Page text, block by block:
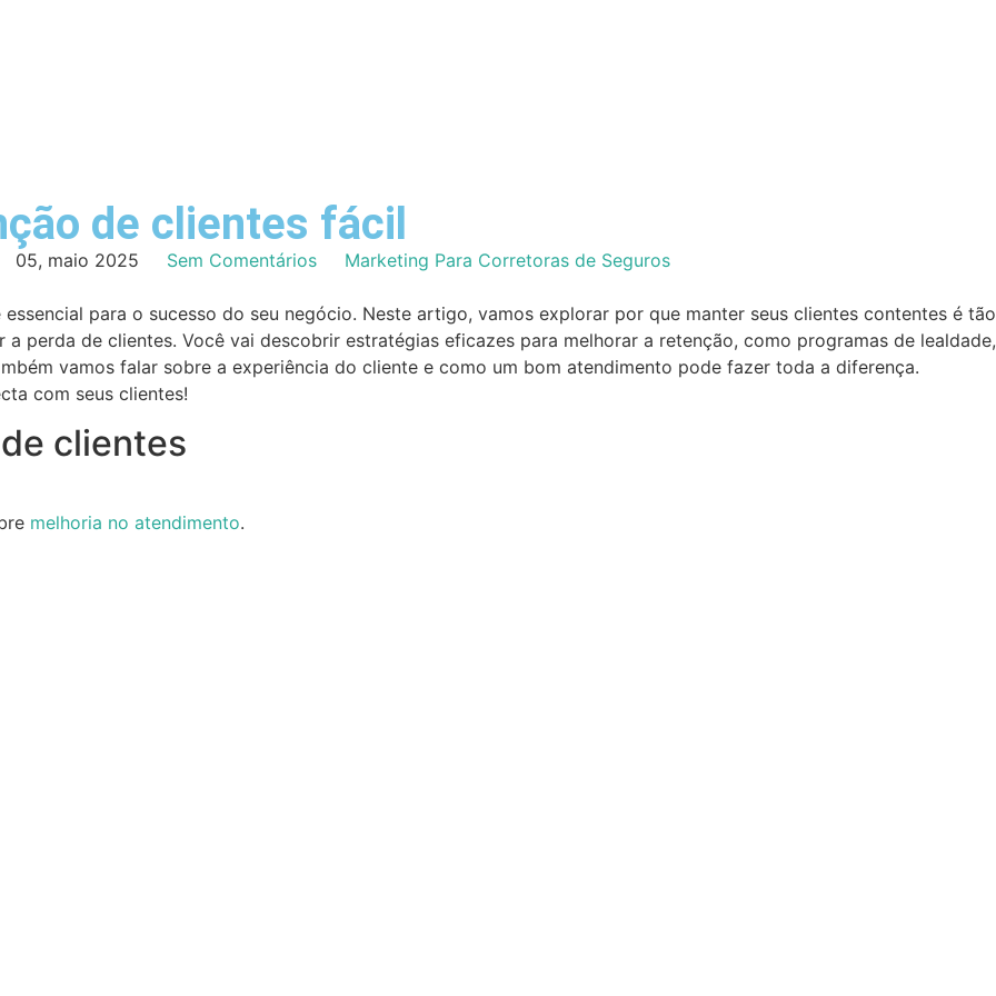
de clientes fácil
05, maio 2025 Sem Comentários Marketing Para Corretoras de Seguros
para o sucesso do seu negócio. Neste artigo, vamos explorar por que manter seus clientes contentes é tão
perda de clientes. Você vai descobrir estratégias eficazes para melhorar a retenção, como programas de lealdade,
vamos falar sobre a experiência do cliente e como um bom atendimento pode fazer toda a diferença.
com seus clientes!
clientes
melhoria no atendimento.